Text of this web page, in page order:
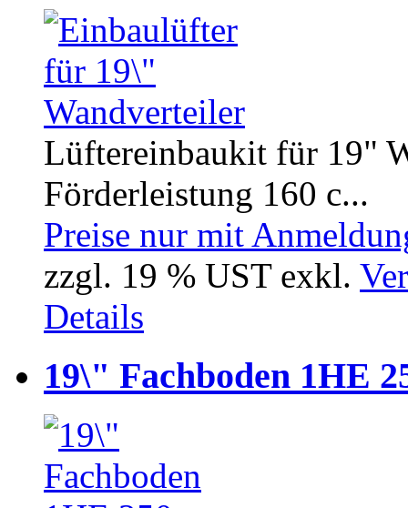
Lüftereinbaukit für 19"
Förderleistung 160 c...
Preise nur mit
zzgl. 19 % UST exkl.
Details
19\" Fachboden 1HE